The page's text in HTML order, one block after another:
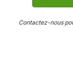
Contactez-nous